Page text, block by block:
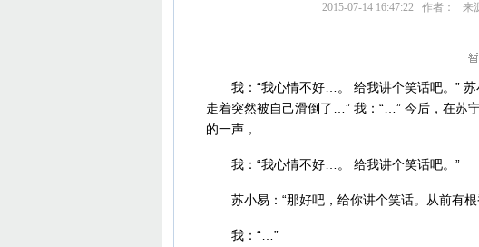
2015-07-14 16:47:22 作者： 来
我：“我心情不好…。 给我讲个笑话吧。” 苏
走着突然被自己滑倒了…” 我：“…” 今后，在苏
的一声，
我：“我心情不好…。 给我讲个笑话吧。”
苏小易：“那好吧，给你讲个笑话。从前有
我：“…”